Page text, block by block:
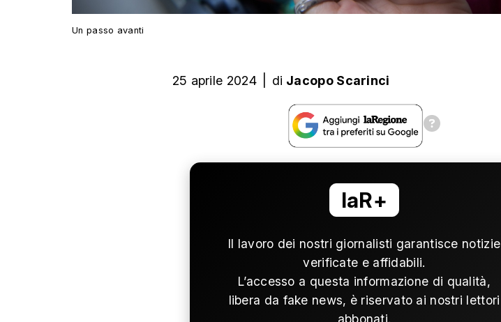
Un passo avanti
25 aprile 2024 di Jacopo Scarinci
laR+
Il lavoro dei nostri giornalisti garantisce notizie
verificate e affidabili.
L’accesso a questa informazione di qualità,
libera da fake news, è riservato ai nostri lettori
abbonati.